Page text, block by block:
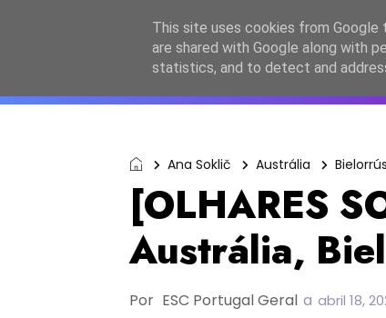
ESC2027 JESC2026
Ana Soklič Austrália
[OLHARES
Austrália,
Por ESC Portugal Geral a abril 18,
This site uses cookies from Google
are shared with Google along with
statistics, and to detect and